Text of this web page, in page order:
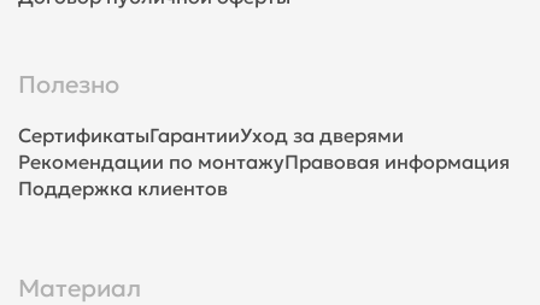
Полезно
СертификатыГарантииУход за дверями
Рекомендации по монтажуПравовая информация
Поддержка клиентов
Материал